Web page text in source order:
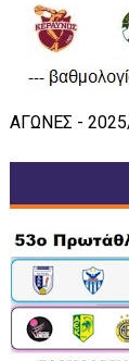
ΑΓΩΝΕΣ -